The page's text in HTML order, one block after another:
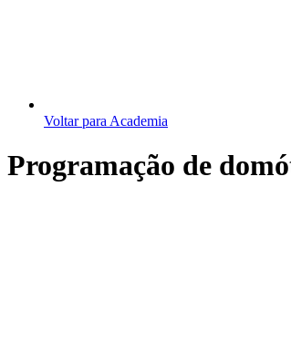
Voltar para Academia
Programação de